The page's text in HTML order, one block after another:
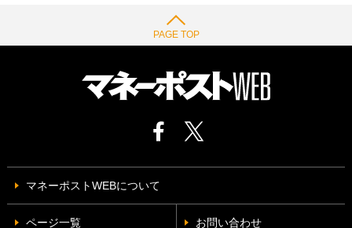
PAGE TOP
マネーポストWEBについて
ページ一覧 お問い合わせ